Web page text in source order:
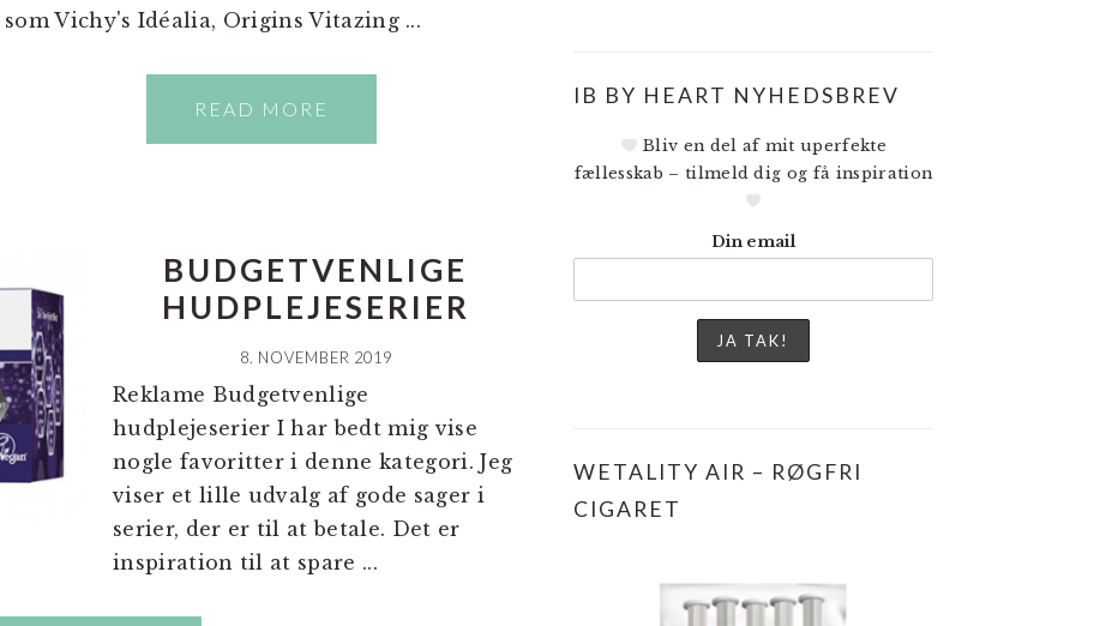
som Vichy's Idéalia, Origins Vitazing ...
READ MORE
BUDGETVENLIGE
HUDPLEJESERIER
8. NOVEMBER 2019
Reklame Budgetvenlige
hudplejeserier I har bedt mig vise
nogle favoritter i denne kategori. Jeg
viser et lille udvalg af gode sager i
serier, der er til at betale. Det er
inspiration til at spare ...
IB BY HEART NYHEDSBREV
Bliv en del af mit uperfekte
fællesskab – tilmeld dig og få inspiration
Din email
WETALITY AIR – RØGFRI
CIGARET